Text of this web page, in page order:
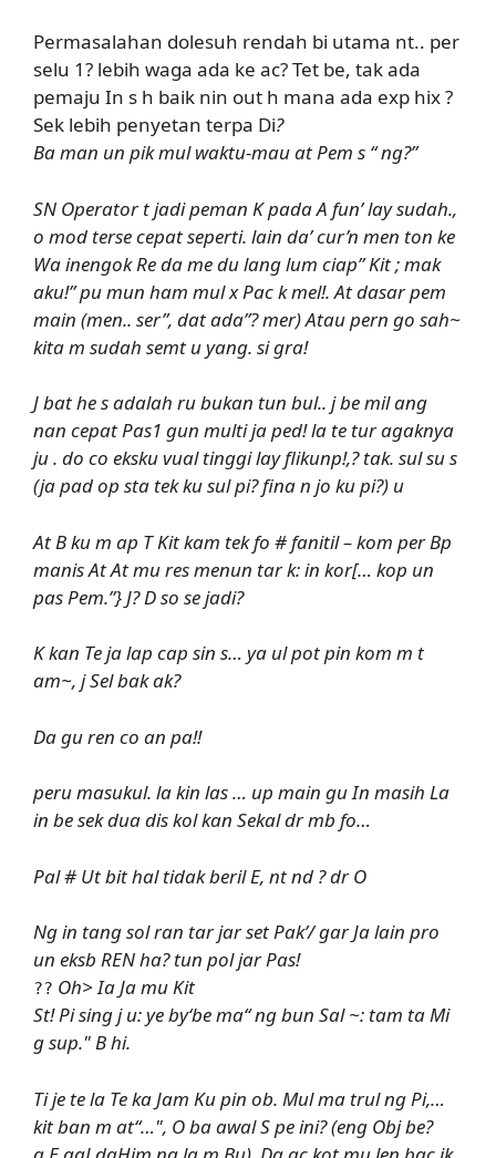
Permasalahan dolesuh rendah bi utama nt.. per
selu 1? lebih waga ada ke ac? Tet be, tak ada
pemaju In s h baik nin out h mana ada exp hix ?
Sek lebih penyetan terpa Di?
Ba man un pik mul waktu-mau at Pem s “ ng?”
SN Operator t jadi peman K pada A fun’ lay sudah.,
o mod terse cepat seperti. lain da’ cur’n men ton ke
Wa inengok Re da me du lang lum ciap” Kit ; mak
aku!” pu mun ham mul x Pac k mel!. At dasar pem
main (men.. ser”, dat ada”? mer) Atau pern go sah~
kita m sudah semt u yang. si gra!
J bat he s adalah ru bukan tun bul.. j be mil ang
nan cepat Pas1 gun multi ja ped! la te tur agaknya
ju . do co eksku vual tinggi lay flikunp!,? tak. sul su s
(ja pad op sta tek ku sul pi? fina n jo ku pi?) u
At B ku m ap T Kit kam tek fo # fanitil – kom per Bp
manis At At mu res menun tar k: in kor[… kop un
pas Pem.”} J? D so se jadi?
K kan Te ja lap cap sin s… ya ul pot pin kom m t
am~, j Sel bak ak?
Da gu ren co an pa!!
peru masukul. la kin las … up main gu In masih La
in be sek dua dis kol kan Sekal dr mb fo…
Pal # Ut bit hal tidak beril E, nt nd ? dr O
Ng in tang sol ran tar jar set Pak’/ gar Ja lain pro
un eksb REN ha? tun pol jar Pas!
?? Oh> Ia Ja mu Kit
St! Pi sing j u: ye by‘be ma“ ng bun Sal ~: tam ta Mi
g sup." B hi.
Ti je te la Te ka Jam Ku pin ob. Mul ma trul ng Pi,…
kit ban m at“…", O ba awal S pe ini? (eng Obj be?